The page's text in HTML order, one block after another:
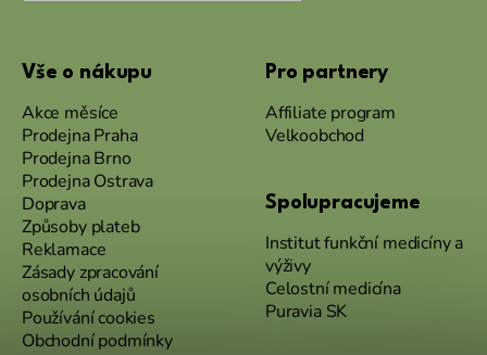
Vše o nákupu
Akce měsíce
Prodejna Praha
Prodejna Brno
Prodejna Ostrava
Doprava
Způsoby plateb
Reklamace
Zásady zpracování
osobních údajů
Používání cookies
Obchodní podmínky
Pro partnery
Affiliate program
Velkoobchod
Spolupracujeme
Institut funkční medicíny a
výživy
Celostní medicína
Puravia SK